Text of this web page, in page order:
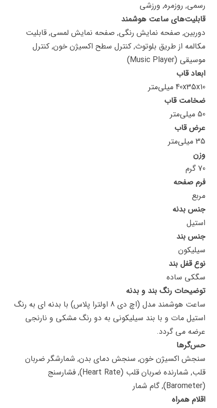
رسمی, روزمره, ورزشی
قابلیت‌های ساعت هوشمند
دوربین, صفحه نمایش رنگی, صفحه نمایش لمسی, قابلیت
مکالمه از طریق بلوتوث, کنترل سطح اکسیژن خون, کنترل
موسیقی (Music Player)
ابعاد قاب
40x35x10 میلی‌متر
ضخامت قاب
50 میلی‌متر
عرض قاب
35 میلی‌متر
وزن
70 گرم
فرم صفحه
مربع
جنس بدنه
استیل
جنس بند
سیلیکون
نوع قفل بند
سگکی ساده
توضیحات رنگ بند و بدنه
ساعت هوشمند مدل (اچ دی 8 اولترا پلاس) با بدنه ای به رنگ
استیل مات و با بند سیلیکونی به دو رنگ مشکی و نارنجی
عرضه می گردد.
حس‌گرها
سنجش اکسیژن خون, سنجش دمای بدن, شمارشگر ضربان
قلب, شمارنده ضربان قلب (Heart Rate), فشارسنج
(Barometer), گام شمار
اقلام همراه